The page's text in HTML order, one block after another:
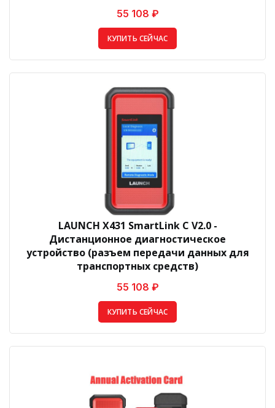
55 108 ₽
КУПИТЬ СЕЙЧАС
LAUNCH X431 SmartLink C V2.0 -
Дистанционное диагностическое
устройство (разъем передачи данных для
транспортных средств)
55 108 ₽
КУПИТЬ СЕЙЧАС